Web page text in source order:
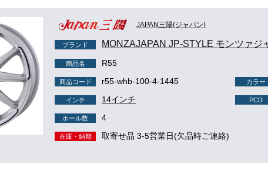
JAPAN三陽(ジャパン)
ブランド MONZAJAPAN JP-STYLE モンツァジ
商品名 R55
商品コード r55-whb-100-4-1445 カラー
インチ 14インチ PCD
ホール数 4
在庫・納期 取寄せ品 3-5営業日(欠品時ご連絡)